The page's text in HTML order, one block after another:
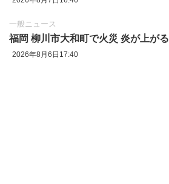
一般ニュース
福岡 柳川市大和町で火災 炎が上がる
2026年8月6日17:40